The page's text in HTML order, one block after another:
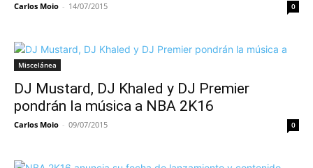
Carlos Moio - 14/07/2015 0
Miscelánea
DJ Mustard, DJ Khaled y DJ Premier
pondrán la música a NBA 2K16
Carlos Moio - 09/07/2015 0